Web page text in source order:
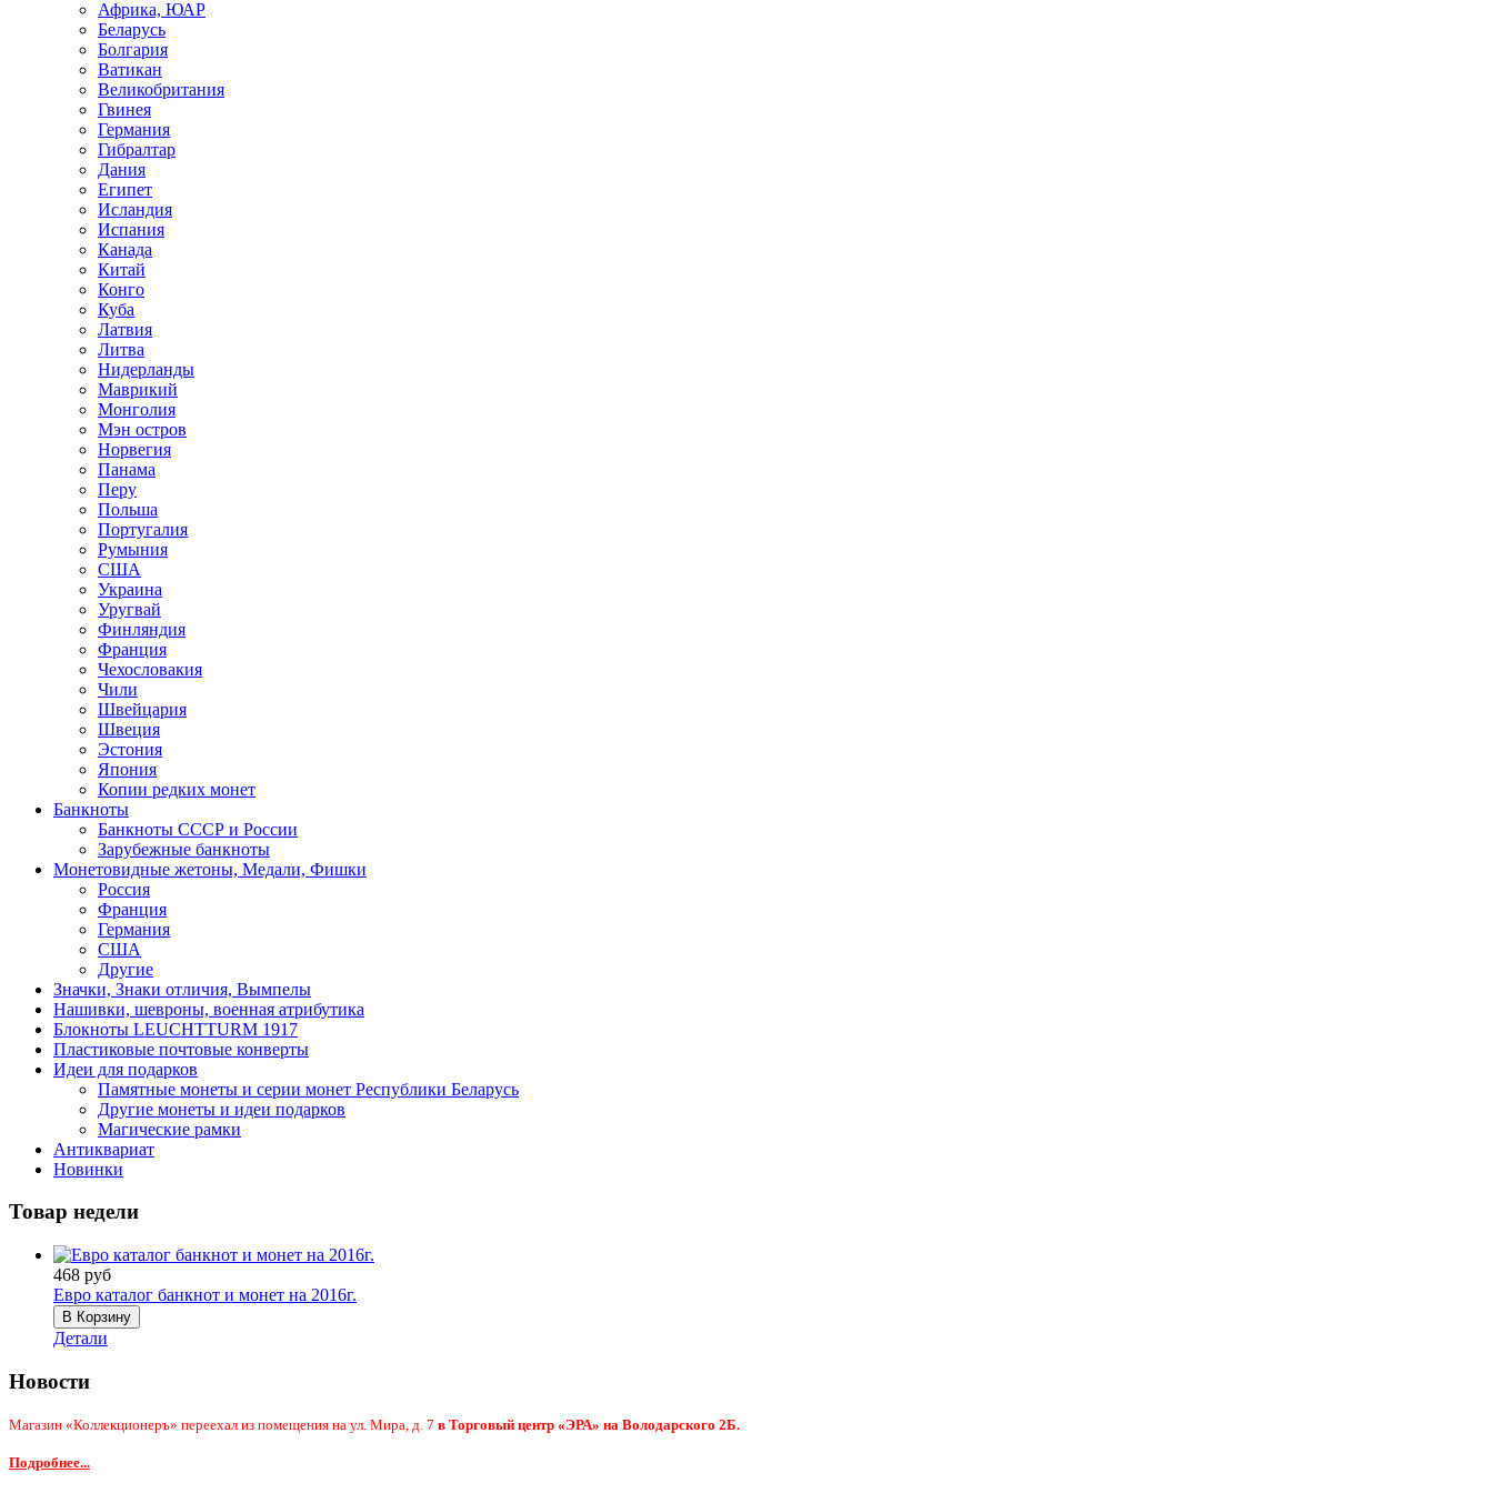
Африка, ЮАР
Беларусь
Болгария
Ватикан
Великобритания
Гвинея
Германия
Гибралтар
Дания
Египет
Исландия
Испания
Канада
Китай
Конго
Куба
Латвия
Литва
Нидерланды
Маврикий
Монголия
Мэн остров
Норвегия
Панама
Перу
Польша
Португалия
Румыния
США
Украина
Уругвай
Финляндия
Франция
Чехословакия
Чили
Швейцария
Швеция
Эстония
Япония
Копии редких монет
Банкноты
Банкноты СССР и России
Зарубежные банкноты
Монетовидные жетоны, Медали, Фишки
Россия
Франция
Германия
США
Другие
Значки, Знаки отличия, Вымпелы
Нашивки, шевроны, военная атрибутика
Блокноты LEUCHTTURM 1917
Пластиковые почтовые конверты
Идеи для подарков
Памятные монеты и серии монет Республики Беларусь
Другие монеты и идеи подарков
Магические рамки
Антиквариат
Новинки
Товар недели
468 руб
Евро каталог банкнот и монет на 2016г.
Детали
Новости
Магазин «Коллекционеръ» переехал из помещения на ул. Мира, д. 7 в Торговый центр «ЭРА» на Володарского 2Б.
Подробнее...